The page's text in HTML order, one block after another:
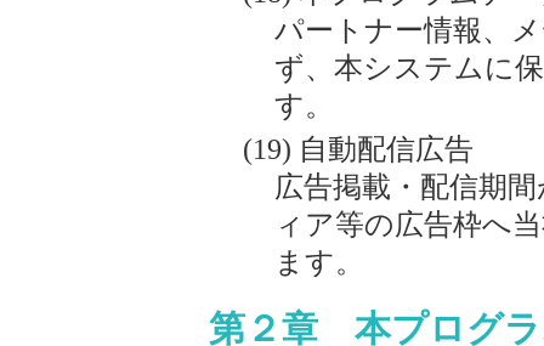
パートナー情報、
ず、本システムに
す。
自動配信広告
広告掲載・配信期
ィア等の広告枠へ
ます。
第２章 本プログラ